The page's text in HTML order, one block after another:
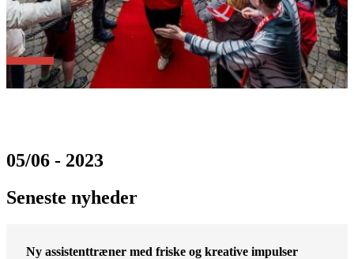
05/06 - 2023
Seneste nyheder
Ny assistenttræner med friske og kreative impulser